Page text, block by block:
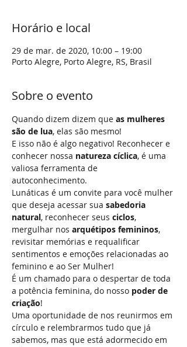
Horário e local
29 de mar. de 2020, 10:00 – 19:00
Porto Alegre, Porto Alegre, RS, Brasil
Sobre o evento
Quando dizem dizem que as mulheres
são de lua, elas são mesmo!
E isso não é algo negativo! Reconhecer e
conhecer nossa natureza cíclica, é uma
valiosa ferramenta de
autoconhecimento.
Lunáticas é um convite para você mulher
que deseja acessar sua sabedoria
natural, reconhecer seus ciclos,
mergulhar nos arquétipos femininos,
revisitar memórias e requalificar
sentimentos e emoções relacionadas ao
feminino e ao Ser Mulher!
É um chamado para o despertar de toda
a potência feminina, do nosso poder de
criação!
Uma oportunidade de nos reunirmos em
círculo e relembrarmos tudo que já
sabemos, mas que está adormecido em